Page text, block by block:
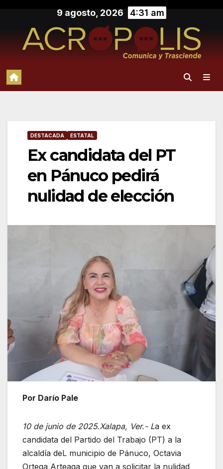
contenido
9 agosto, 2026 4:31 am
DESTACADA ESTATAL
Ex candidata del PT
en Pánuco pedirá
nulidad de elección
Por Darío Pale
10 de junio de 2025.Xalapa, Ver.- La ex
candidata del Partido del Trabajo (PT) a la
alcaldía deL municipio de Pánuco, Octavia
Ortega Arteaga que van a solicitar la nulidad